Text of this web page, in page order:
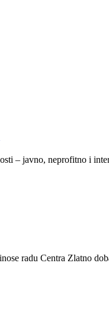
– javno, neprofitno i
radu Centra Zlatno